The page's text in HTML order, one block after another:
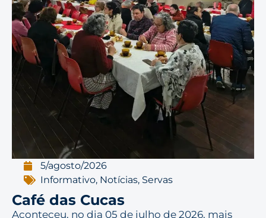
5/agosto/2026
Informativo, Notícias, Servas
Café das Cucas
Aconteceu, no dia 05 de julho de 2026, mais